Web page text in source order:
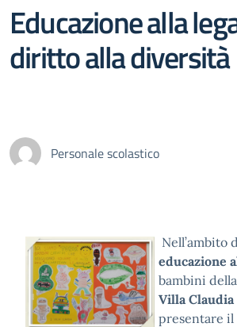
Educazione alla
diritto alla diversità
Personale scolastico
Nell’ambito
educazione
bambini
Villa Claudia
presentare il